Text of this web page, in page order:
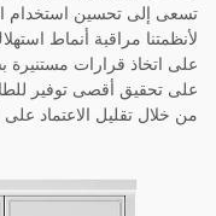
تسعى إلى تحسين استخدام
لأنظمتنا مراقبة أنماط
على اتخاذ قرارات مستنيرة
على تحقيق أقصى توفير
من خلال تقليل الاعتماد على